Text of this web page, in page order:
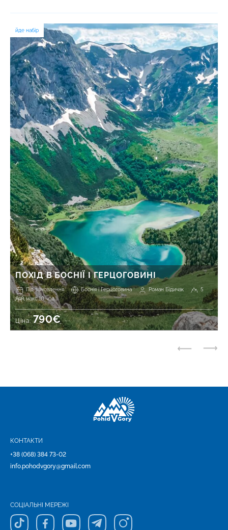
йде набір
ПОХІД В БОСНІЇ І ГЕРЦОГОВИНІ
Під замовлення Боснія і Герцоговина Роман Бідичак
5
макс 10 чол.
Ціна:790€
КОНТАКТИ
+38 (068) 384 73-02
info.pohodvgory@gmail.com
СОЦІАЛЬНІ МЕРЕЖІ